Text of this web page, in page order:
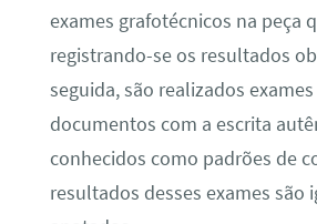
exames grafotécnicos na peça
registrando-se os resultados
seguida, são realizados
documentos com a escrita
conhecidos como padrões de
resultados desses exames são